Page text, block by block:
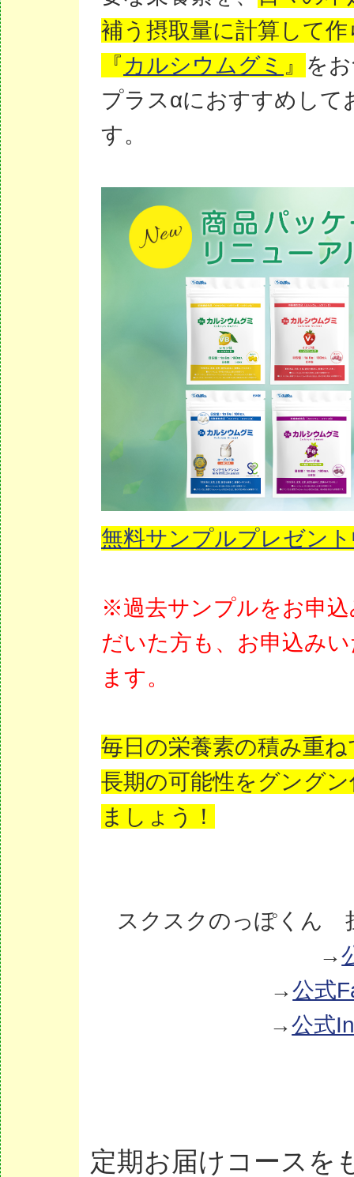
補う摂取量に計算して
『カルシウムグミ 』 を
プラスαにおすすめして
す。
無料サンプルプレゼン
※過去サンプルをお申
だいた方も、お申込み
ます。
毎日の栄養素の積み重ね
長期の可能性をグング
ましょう！
スクスクのっぽくん
→
→公式
→公式
定期お届けコースを